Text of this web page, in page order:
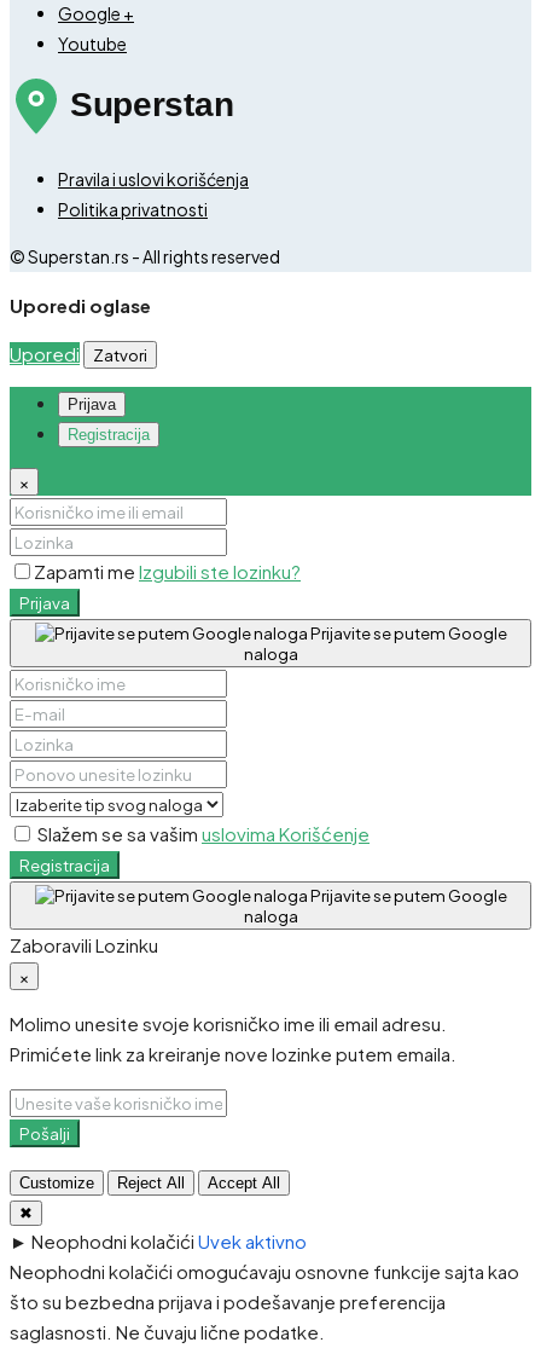
Google +
Youtube
Pravila i uslovi korišćenja
Politika privatnosti
© Superstan.rs - All rights reserved
Uporedi oglase
Uporedi Zatvori
Prijava
Registracija
×
Zapamti me Izgubili ste lozinku?
Prijava
Prijavite se putem Google
naloga
Slažem se sa vašim uslovima Korišćenje
Registracija
Prijavite se putem Google
naloga
Zaboravili Lozinku
×
Molimo unesite svoje korisničko ime ili email adresu.
Primićete link za kreiranje nove lozinke putem emaila.
Pošalji
Customize Reject All
Accept All
✖
► Neophodni kolačići Uvek aktivno
Neophodni kolačići omogućavaju osnovne funkcije sajta kao
što su bezbedna prijava i podešavanje preferencija
saglasnosti. Ne čuvaju lične podatke.